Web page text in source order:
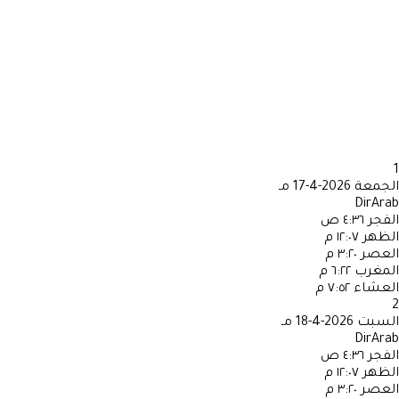
1
الجمعة 2026-4-17 مـ
DirArab
الفجر ٤:٣٦ ص
الظهر ١٢:٠٧ م
العصر ٣:٢٠ م
المغرب ٦:٢٢ م
العشاء ٧:٥٢ م
2
السبت 2026-4-18 مـ
DirArab
الفجر ٤:٣٦ ص
الظهر ١٢:٠٧ م
العصر ٣:٢٠ م